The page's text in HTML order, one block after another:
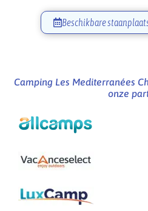
Beschikbare
Camping Les Mediterranées
onze